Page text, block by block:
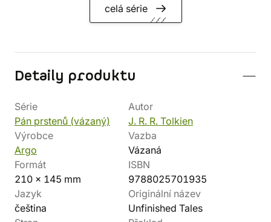
celá série
Detaily produktu
Série
Pán prstenů (vázaný)
Autor
J. R. R. Tolkien
Výrobce
Argo
Vazba
Vázaná
Formát
210 x 145 mm
ISBN
9788025701935
Jazyk
čeština
Originální název
Unfinished Tales